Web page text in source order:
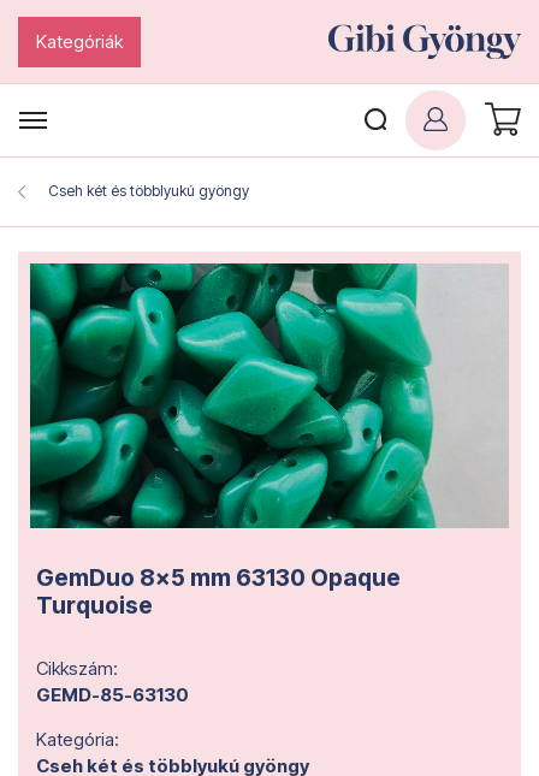
Kategóriák
Cseh két és többlyukú gyöngy
GemDuo 8x5 mm 63130 Opaque
Turquoise
Cikkszám:
GEMD-85-63130
Kategória:
Cseh két és többlyukú gyöngy